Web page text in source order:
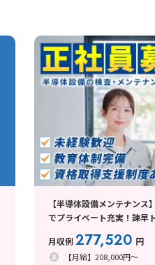
【半導体設備メンテナン
でプライベート充実！諫早
月収例277,520 円
【月給】208,000円～